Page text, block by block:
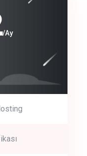
credit card
/Ay